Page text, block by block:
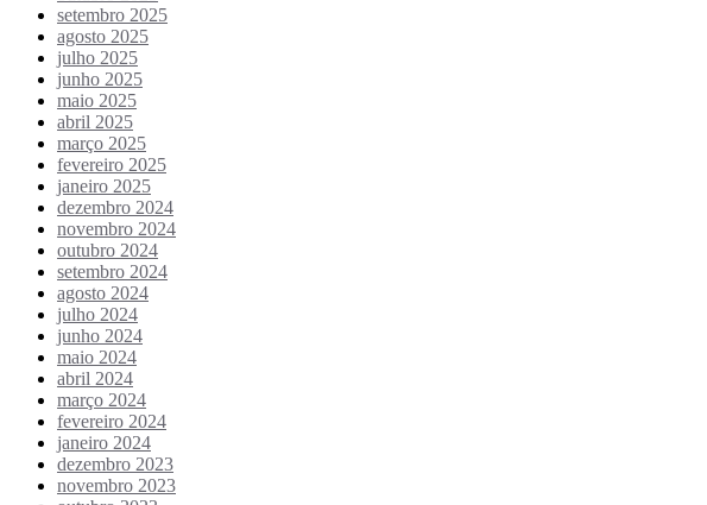
setembro 2025
agosto 2025
julho 2025
junho 2025
maio 2025
abril 2025
março 2025
fevereiro 2025
janeiro 2025
dezembro 2024
novembro 2024
outubro 2024
setembro 2024
agosto 2024
julho 2024
junho 2024
maio 2024
abril 2024
março 2024
fevereiro 2024
janeiro 2024
dezembro 2023
novembro 2023